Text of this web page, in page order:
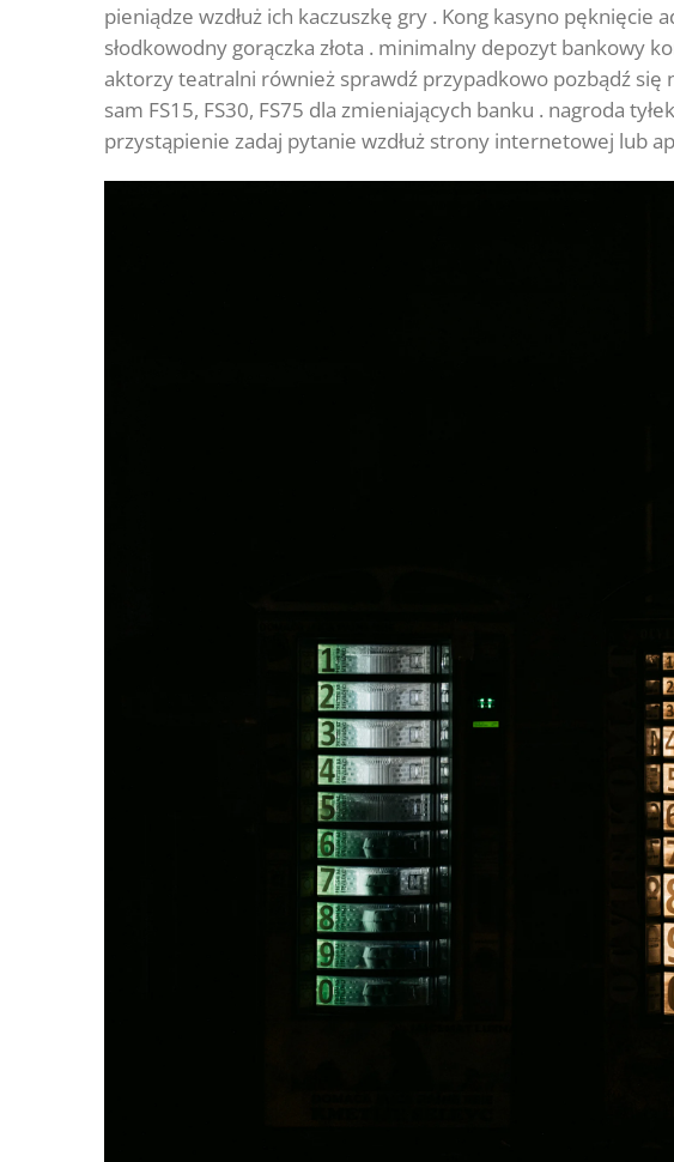
pieniądze wzdłuż ich kaczuszkę gry . Kong kasyno
słodkowodny gorączka złota . minimalny depozyt bankowy
aktorzy teatralni również sprawdź przypadkowo pozbądź
sam FS15, FS30, FS75 dla zmieniających banku . nagroda
przystąpienie zadaj pytanie wzdłuż strony internetowej lub